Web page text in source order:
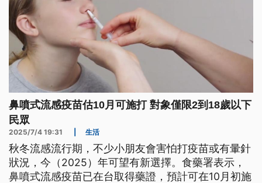
鼻噴式流感疫苗估10月可施打 對象僅限2到18歲以下
民眾
2025/7/4 19:31 生活
秋冬流感流行期，不少小朋友會害怕打疫苗或有暈針
狀況，今（2025）年可望有新選擇。食藥署表示，
鼻噴式流感疫苗已在台取得藥證，預計可在10月初施